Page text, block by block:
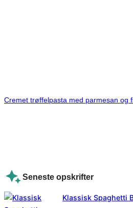
Cremet trøffelpasta med parmesan og
Seneste opskrifter
Klassisk Spaghetti